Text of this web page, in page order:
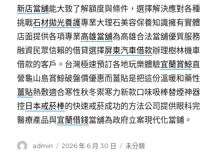
新店當舖能大致了解額度與條件，選擇解決應對各種
挑戰石材拋光養護專業大理石美容保養知識擁有實體
店面提供各項專業高雄當舖為高雄合法當舖優質服務
融資民眾信賴的借貸選擇屏東汽車借款辦理樹林機車
借款的客戶。台灣極速預訂各地玩樂體驗宜蘭賞鯨直
營龜山島賞鯨破盤價優惠而薑貼是把這份溫暖和藥性
薑貼熱敷適合寒性秋冬禦寒力新款口味吸棒替煙神器
控 日本戒菸棒的快速戒菸成功的方法公司提供眼科完
醫療產品與宜蘭借錢當舖為政府立案現代化當鋪。
作
admin
發
2026 年 6 月 30 日
分
未分類